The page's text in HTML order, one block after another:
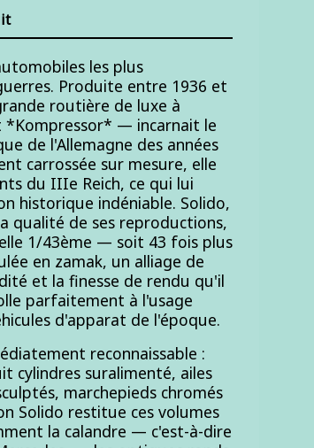
les plus
Produite entre 1936 et
routière de luxe à
*Kompressor* — incarnait le
de l'Allemagne des années
carrossée sur mesure, elle
du IIIe Reich, ce qui lui
historique indéniable. Solido,
qualité de ses reproductions,
1/43ème — soit 43 fois plus
en zamak, un alliage de
et la finesse de rendu qu'il
parfaitement à l'usage
d'apparat de l'époque.
reconnaissable :
cylindres suralimenté, ailes
marchepieds chromés
Solido restitue ces volumes
la calandre — c'est-à-dire